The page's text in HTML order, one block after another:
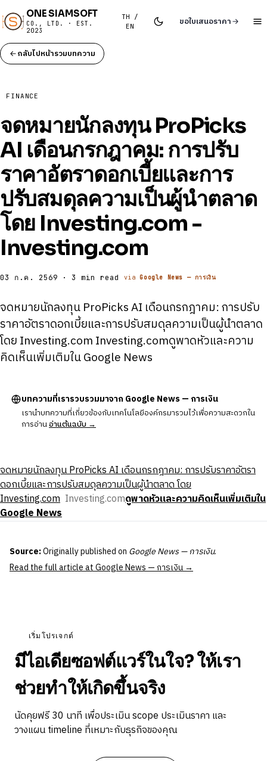
ONE SIAMSOFT
CO., LTD. · EST.
2023
TH /
EN
ขอใบเสนอราคา
กลับไปหน้ารวมบทความ
FINANCE
จดหมายนักลงทุน ProPicks
AI เดือนกรกฎาคม: การปรับ
ราคาอัตราดอกเบี้ยและการ
ปรับสมดุลความเป็นผู้นำตลาด
โดย Investing.com -
Investing.com
03 ก.ค. 2569 · 3 min read viaGoogle News — การเงิน
จดหมายนักลงทุน ProPicks AI เดือนกรกฎาคม: การปรับ
ราคาอัตราดอกเบี้ยและการปรับสมดุลความเป็นผู้นำตลาด
โดย Investing.com Investing.comดูพาดหัวและความ
คิดเห็นเพิ่มเติมใน Google News
บทความที่เรารวบรวมมาจาก Google News — การเงิน
เรานำบทความที่เกี่ยวข้องกับเทคโนโลยีองค์กรมารวมไว้เพื่อความสะดวกใน
การอ่านอ่านต้นฉบับ →
จดหมายนักลงทุน ProPicks AI เดือนกรกฎาคม: การปรับราคาอัตรา
ดอกเบี้ยและการปรับสมดุลความเป็นผู้นำตลาด โดย
Investing.com Investing.comดูพาดหัวและความคิดเห็นเพิ่มเติมใน
Google News
Source:Originally published on Google News — การเงิน.
Read the full article at Google News — การเงิน →
เริ่มโปรเจกต์
มีไอเดียซอฟต์แวร์ในใจ? ให้เรา
ช่วยทำให้เกิดขึ้นจริง
นัดคุยฟรี 30 นาที เพื่อประเมิน scope ประเมินราคา และ
วางแผน timeline ที่เหมาะกับธุรกิจของคุณ